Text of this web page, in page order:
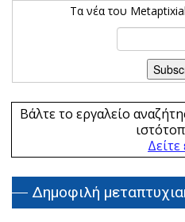
Τα νέα του
Βάλτε το εργαλείο
Δημοφιλή